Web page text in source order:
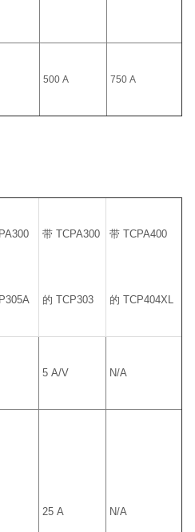
500 A 750 A
带 TCPA300
的 TCP303
带 TCPA400
的 TCP404XL
5 A/V N/A
25 A N/A